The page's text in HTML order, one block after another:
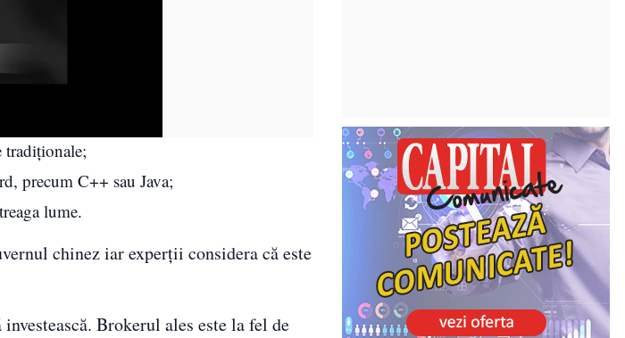
tradiţionale;
precum C++ sau Java;
lume.
chinez iar experţii considera că este
Brokerul ales este la fel de